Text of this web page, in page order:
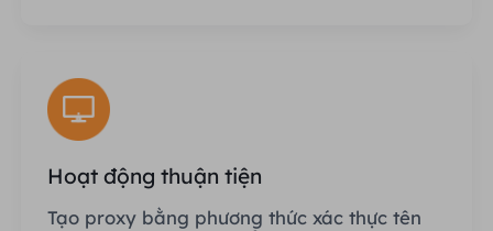
Hoạt động thuận tiện
Tạo proxy bằng phương thức xác thực tên